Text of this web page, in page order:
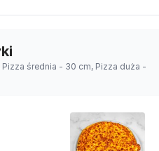
Pizza średnia - 30 cm, Pizza duża -